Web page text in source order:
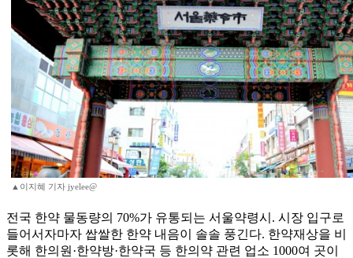
▲이지혜 기자 jyelee@
전국 한약 물동량의 70%가 유통되는 서울약령시. 시장 입구로
들어서자마자 쌉쌀한 한약 내음이 솔솔 풍긴다. 한약재상을 비
롯해 한의원·한약방·한약국 등 한의약 관련 업소 1000여 곳이